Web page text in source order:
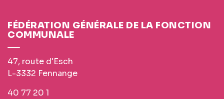
FÉDÉRATION GÉNÉRALE DE LA FONCTION
COMMUNALE
47, route d'Esch
L-3332 Fennange
40 77 20 1